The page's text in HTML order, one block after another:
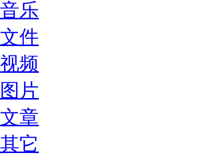
音乐
文件
视频
图片
文章
其它